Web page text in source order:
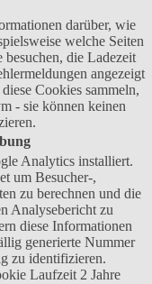
darüber, wie
welche Seiten
die Ladezeit
angezeigt
Cookies sammeln,
- sie können keinen
Analytics installiert.
um Besucher-,
zu berechnen und die
Analysebericht zu
diese Informationen
generierte Nummer
zu identifizieren.
Laufzeit 2 Jahre